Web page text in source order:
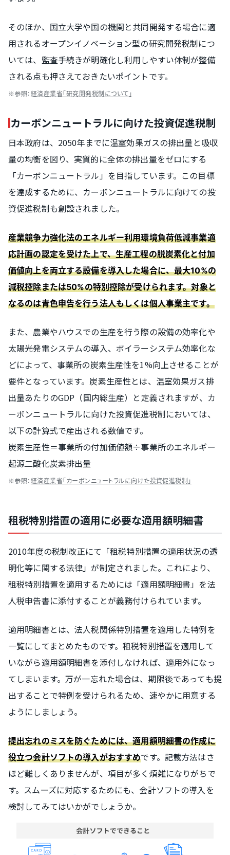
そのほか、国立大学や国の機関と共同開発する場合に適
用されるオープンイノベーション型の研究開発税制につ
いては、監査手続きが明確化し利用しやすい体制が整備
される点も押さえておきたいポイントです。
※参照： 経済産業省「研究開発税制について」
カーボンニュートラルに向けた投資促進税制
日本政府は、2050年までに温室効果ガスの排出量と吸収
量の均衡を図り、実質的に全体の排出量をゼロにする
「カーボンニュートラル」を目指しています。この目標
を達成するために、カーボンニュートラルに向けての投
資促進税制も創設されました。
産業競争力強化法のエネルギー利用環境負荷低減事業適
応計画の認定を受けた上で、生産工程の脱炭素化と付加
価値向上を両立する設備を導入した場合に、最大10%の
減税控除または50%の特別控除が受けられます。対象と
なるのは青色申告を行う法人もしくは個人事業主です。
また、農業やハウスでの生産を行う際の設備の効率化や
太陽光発電システムの導入、ボイラーシステム効率化な
どによって、事業所の炭素生産性を1%向上させることが
要件となっています。炭素生産性とは、温室効果ガス排
出量あたりのGDP（国内総生産）と定義されますが、カ
ーボンニュートラルに向けた投資促進税制においては、
以下の計算式で産出される数値です。
炭素生産性＝事業所の付加価値額÷事業所のエネルギー
起源二酸化炭素排出量
※参照： 経済産業省「カーボンニュートラルに向けた投資促進税制」
租税特別措置の適用に必要な適用額明細書
2010年度の税制改正にて「租税特別措置の適用状況の透
明化等に関する法律」が制定されました。これにより、
租税特別措置を適用するためには「適用額明細書」を法
人税申告書に添付することが義務付けられています。
適用明細書とは、法人税関係特別措置を適用した特例を
一覧にしてまとめたものです。租税特別措置を適用して
いながら適用額明細書を添付しなければ、適用外になっ
てしまいます。万が一忘れた場合は、期限後であっても提
出することで特例を受けられるため、速やかに用意する
ようにしましょう。
提出忘れのミスを防ぐためには、適用額明細書の作成に
役立つ会計ソフトの導入がおすすめです。記載方法はさ
ほど難しくありませんが、項目が多く煩雑になりがちで
す。スムーズに対応するためにも、会計ソフトの導入を
検討してみてはいかがでしょうか。